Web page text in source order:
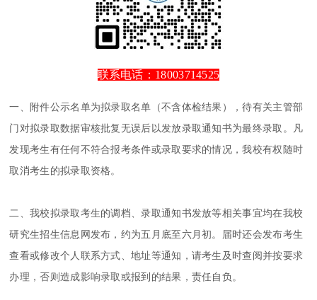
联系电话：18003714525
一、附件公示名单为拟录取名单（不含体检结果），待有关主管部
门对拟录取数据审核批复无误后以发放录取通知书为最终录取。凡
发现考生有任何不符合报考条件或录取要求的情况，我校有权随时
取消考生的拟录取资格。
二、我校拟录取考生的调档、录取通知书发放等相关事宜均在我校
研究生招生信息网发布，约为五月底至六月初。届时还会发布考生
查看或修改个人联系方式、地址等通知，请考生及时查阅并按要求
办理，否则造成影响录取或报到的结果，责任自负。